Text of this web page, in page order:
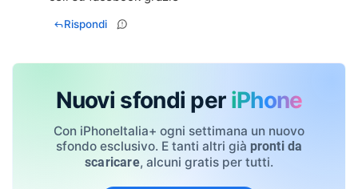
Rispondi
Nuovi sfondi per iPhone
Con iPhoneItalia+ ogni settimana un nuovo
sfondo esclusivo. E tanti altri già pronti da
scaricare, alcuni gratis per tutti.